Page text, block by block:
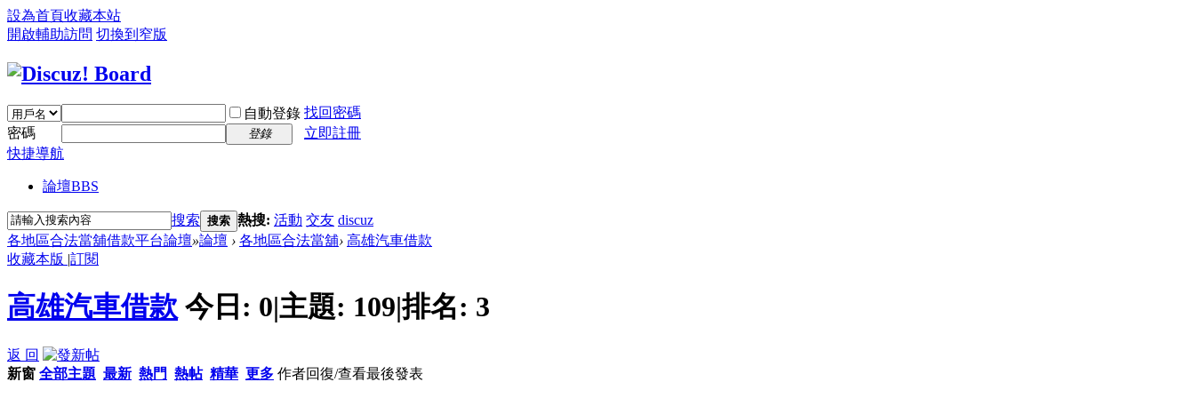
設為首頁收藏本站
開啟輔助訪問 切換到窄版
自動登錄 找回密碼
密碼
登錄
立即註冊
快捷導航
論壇BBS
搜索 搜索 熱搜: 活動 交友 discuz
各地區合法當舖借款平台論壇»論壇 › 各地區合法當舖› 高雄汽車借款
收藏本版 |訂閱
高雄汽車借款 今日: 0|主題: 109|排名: 3
返 回
新窗 全部主題 最新 熱門 熱帖 精華 更多 作者回復/查看最後發表